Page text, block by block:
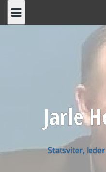
Jarle
Statsviter,